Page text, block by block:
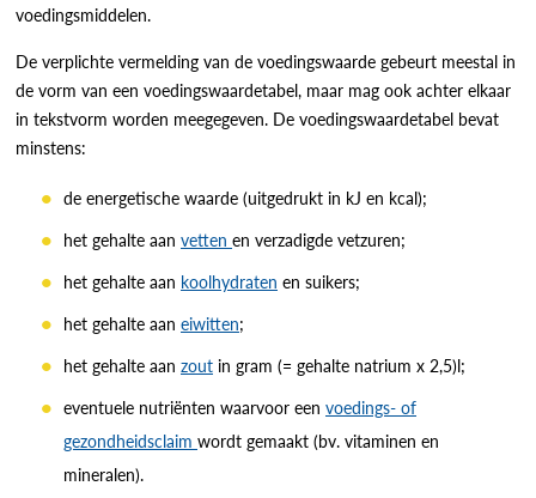
voedingsmiddelen.
De verplichte vermelding van de voedingswaarde gebeurt meestal in
de vorm van een voedingswaardetabel, maar mag ook achter elkaar
in tekstvorm worden meegegeven. De voedingswaardetabel bevat
minstens:
de energetische waarde (uitgedrukt in kJ en kcal);
het gehalte aan vetten en verzadigde vetzuren;
het gehalte aan koolhydraten en suikers;
het gehalte aan eiwitten;
het gehalte aan zout in gram (= gehalte natrium x 2,5)l;
eventuele nutriënten waarvoor een voedings- of
gezondheidsclaim wordt gemaakt (bv. vitaminen en
mineralen).